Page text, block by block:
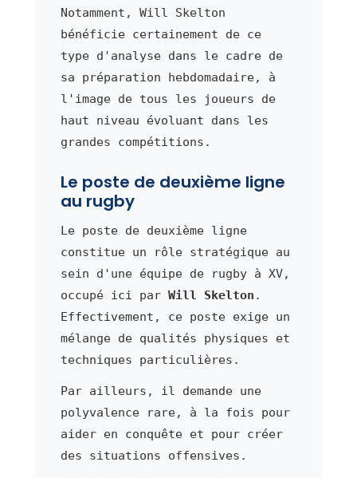
Notamment, Will Skelton
bénéficie certainement de ce
type d'analyse dans le cadre de
sa préparation hebdomadaire, à
l'image de tous les joueurs de
haut niveau évoluant dans les
grandes compétitions.
Le poste de deuxième ligne
au rugby
Le poste de deuxième ligne
constitue un rôle stratégique au
sein d'une équipe de rugby à XV,
occupé ici par Will Skelton .
Effectivement, ce poste exige un
mélange de qualités physiques et
techniques particulières.
Par ailleurs, il demande une
polyvalence rare, à la fois pour
aider en conquête et pour créer
des situations offensives.